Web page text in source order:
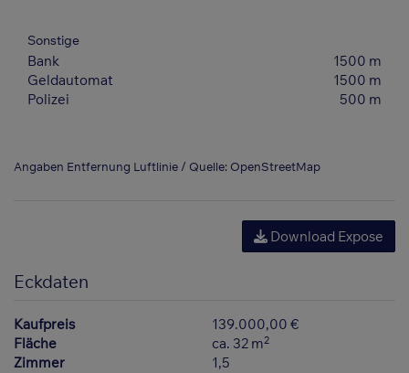
Sonstige
Bank
1500 m
Geldautomat
1500 m
Polizei
500 m
Angaben Entfernung Luftlinie / Quelle: OpenStreetMap
Download Expose
Eckdaten
Kaufpreis
139.000,00 €
Fläche
ca. 32 m2
Zimmer 1,5